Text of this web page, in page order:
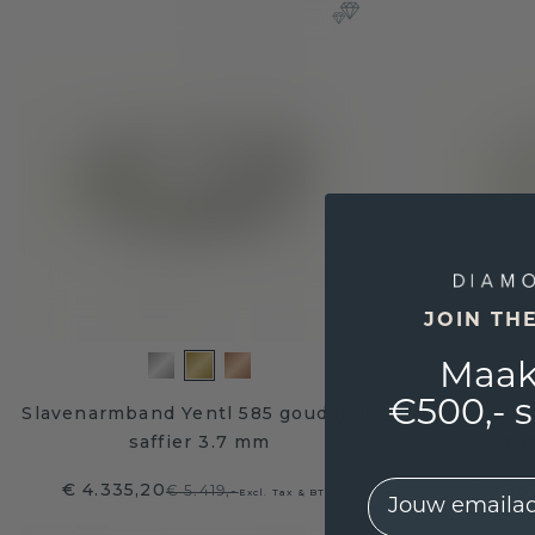
Slavenarmband Yentl 585 goud gele
saffier 3.7 mm
€ 4.335,20€ 5.419,-Excl. Tax & BTW
JOIN
€500,-
EMail